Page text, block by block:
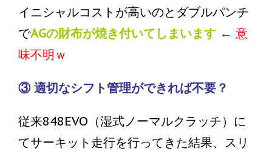
イニシャルコストが高いのとダブルパンチ
でAGの財布が焼き付いてしまいます ← 意
味不明ｗ
③ 適切なシフト管理ができれば不要？
従来848EVO（湿式ノーマルクラッチ）に
てサーキット走行を行ってきた結果、スリ